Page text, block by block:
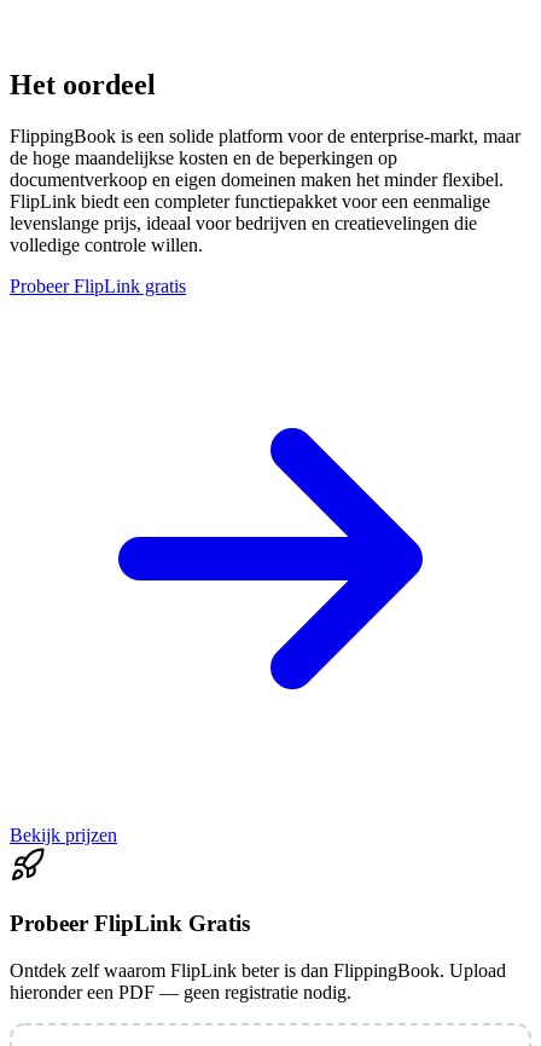
Het oordeel
FlippingBook is een solide platform voor de enterprise-markt, maar
de hoge maandelijkse kosten en de beperkingen op
documentverkoop en eigen domeinen maken het minder flexibel.
FlipLink biedt een completer functiepakket voor een eenmalige
levenslange prijs, ideaal voor bedrijven en creatievelingen die
volledige controle willen.
Probeer FlipLink gratis
Bekijk prijzen
Probeer FlipLink Gratis
Ontdek zelf waarom FlipLink beter is dan FlippingBook. Upload
hieronder een PDF — geen registratie nodig.